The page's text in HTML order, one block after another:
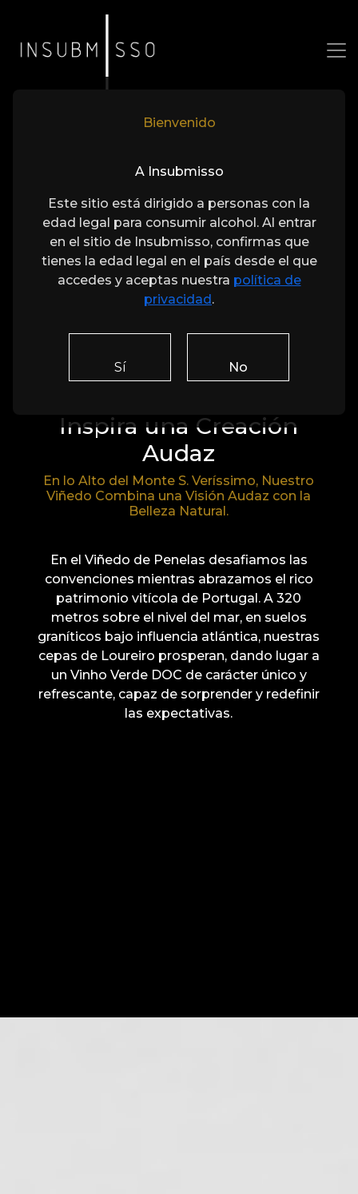
Viñedo de Penelas:
Inspira una Creación
Audaz
En lo Alto del Monte S. Veríssimo, Nuestro
Viñedo Combina una Visión Audaz con la
Belleza Natural.
En el Viñedo de Penelas desafiamos las
convenciones mientras abrazamos el rico
patrimonio vitícola de Portugal. A 320
metros sobre el nivel del mar, en suelos
graníticos bajo influencia atlántica, nuestras
cepas de Loureiro prosperan, dando lugar a
un Vinho Verde DOC de carácter único y
refrescante, capaz de sorprender y redefinir
las expectativas.
Bienvenido
A Insubmisso
Este sitio está dirigido a personas con la
edad legal para consumir alcohol. Al entrar
en el sitio de Insubmisso, confirmas que
tienes la edad legal en el país desde el que
accedes y aceptas nuestra política de
privacidad.
Sí No